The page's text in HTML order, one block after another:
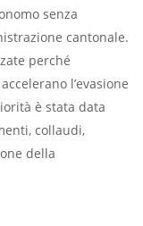
senza
cantonale.
perché
l’evasione
è stata data
collaudi,
della